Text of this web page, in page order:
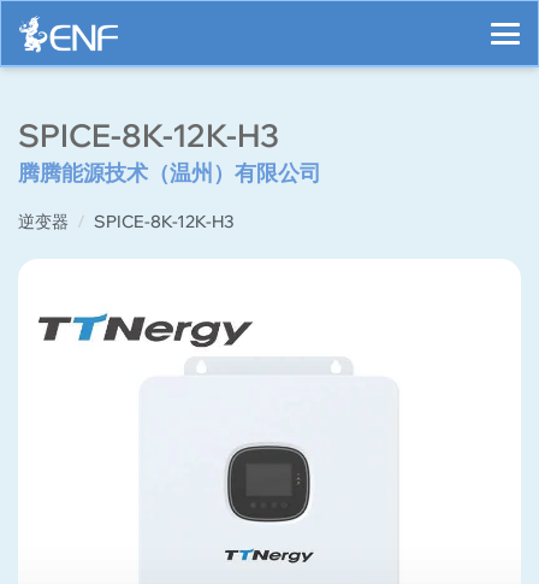
SPICE-8K-12K-H3
腾腾能源技术（温州）有限公司
逆变器 SPICE-8K-12K-H3